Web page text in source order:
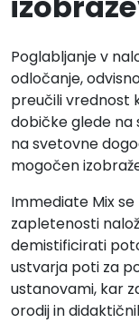
Poglabljanje v
odločanje,
preučili vrednost
dobičke glede na
na svetovne
mogočen
Immediate Mix
zapletenosti
demistificirati
ustvarja poti za
ustanovami, kar
orodij in